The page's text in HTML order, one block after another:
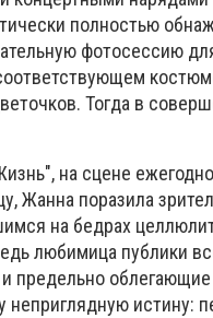
полностью
фотосессию
Тогда в
на сцене
Жанна поразила
на бедрах
любимица публики
предельно
истину: